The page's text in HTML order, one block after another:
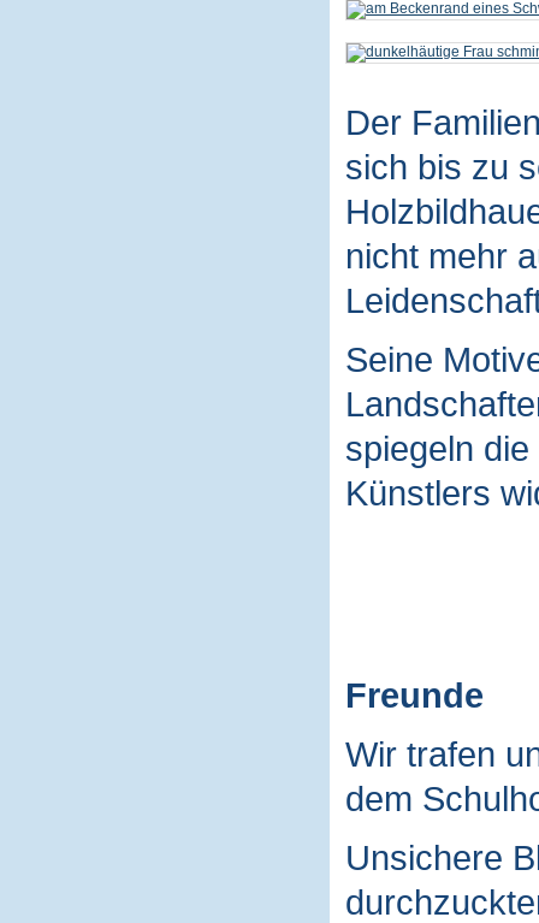
Der
sich bis zu
nicht mehr
Seine
spiegeln
Künstlers
Freunde
Wir trafen
dem
Unsichere